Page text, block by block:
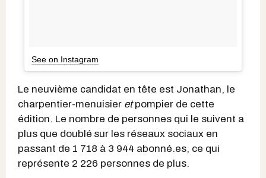
See on Instagram
Le neuvième candidat en tête est Jonathan, le
charpentier-menuisier etpompier de cette
édition. Le nombre de personnes qui le suivent a
plus que doublé sur les réseaux sociaux en
passant de 1 718 à 3 944 abonné.es, ce qui
représente 2 226 personnes de plus.